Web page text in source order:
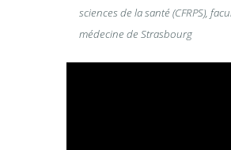
sciences de la santé (CFRPS),
médecine de Strasbourg